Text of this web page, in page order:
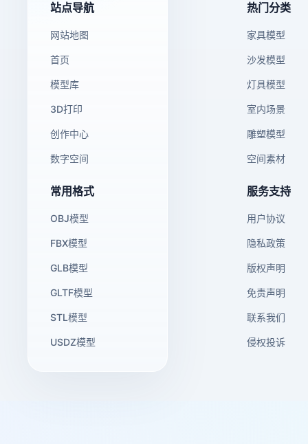
站点导航
网站地图
首页
模型库
3D打印
创作中心
数字空间
热门分类
家具模型
沙发模型
灯具模型
室内场景
雕塑模型
空间素材
常用格式
OBJ模型
FBX模型
GLB模型
GLTF模型
STL模型
USDZ模型
服务支持
用户协议
隐私政策
版权声明
免责声明
联系我们
侵权投诉